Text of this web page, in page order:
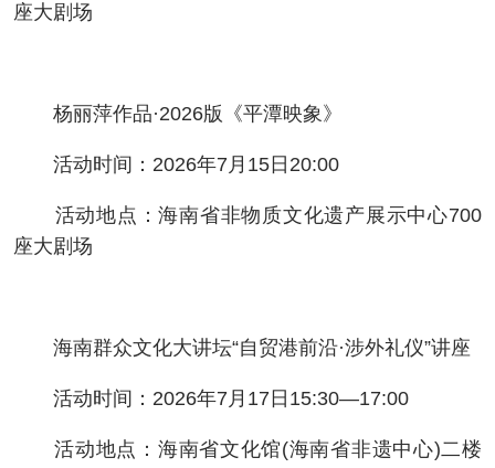
座大剧场
杨丽萍作品·2026版《平潭映象》
活动时间：2026年7月15日20:00
活动地点：海南省非物质文化遗产展示中心700
座大剧场
海南群众文化大讲坛“自贸港前沿·涉外礼仪”讲座
活动时间：2026年7月17日15:30—17:00
活动地点：海南省文化馆(海南省非遗中心)二楼